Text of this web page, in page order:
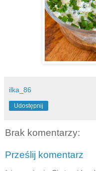
ilka_86
Udostępnij
Brak komentarzy:
Prześlij komentarz